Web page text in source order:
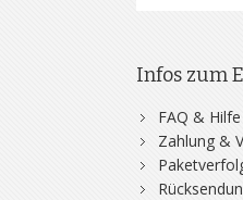
Infos zum
FAQ & Hilfe
Zahlung &